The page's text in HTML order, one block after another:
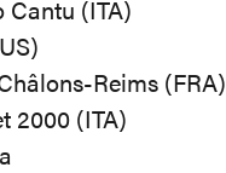
Cantu (ITA)
Reims (FRA)
2000 (ITA)